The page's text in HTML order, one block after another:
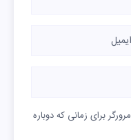
برای زمانی که دوباره